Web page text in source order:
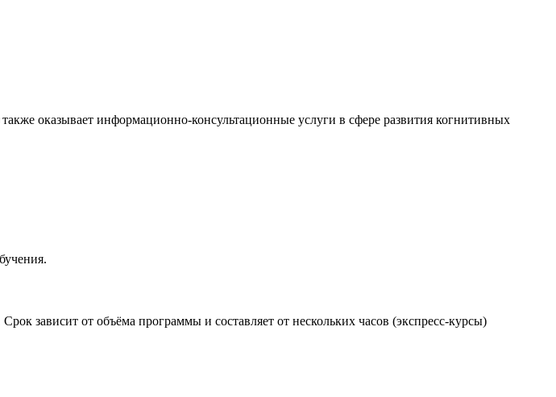
также оказывает информационно-консультационные услуги в сфере развития когнитивных
зависит от объёма программы и составляет от нескольких часов (экспресс-курсы)